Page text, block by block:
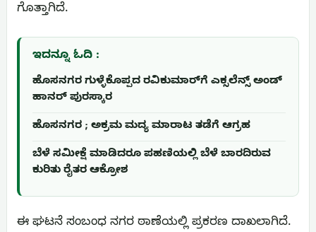
ಗೊತ್ತಾಗಿದೆ.
ಇದನ್ನೂ ಓದಿ :
ಹೊಸನಗರ ಗುಳ್ಳೆಕೊಪ್ಪದ ರವಿಕುಮಾರ್‌ಗೆ ಎಕ್ಸಲೆನ್ಸ್ ಅಂಡ್
ಹಾನರ್ ಪುರಸ್ಕಾರ
ಹೊಸನಗರ ; ಅಕ್ರಮ ಮದ್ಯ ಮಾರಾಟ ತಡೆಗೆ ಆಗ್ರಹ
ಬೆಳೆ ಸಮೀಕ್ಷೆ ಮಾಡಿದರೂ ಪಹಣಿಯಲ್ಲಿ ಬೆಳೆ ಬಾರದಿರುವ
ಕುರಿತು ರೈತರ ಆಕ್ರೋಶ
ಈ ಘಟನೆ ಸಂಬಂಧ ನಗರ ಠಾಣೆಯಲ್ಲಿ ಪ್ರಕರಣ ದಾಖಲಾಗಿದೆ.